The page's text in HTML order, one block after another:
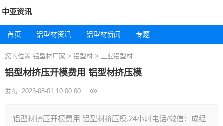
中亚资讯
首页 铝型材资讯 铝型材新闻 专题
您的位置 铝型材厂家 > 铝型材 > 工业铝型材
铝型材挤压开模费用 铝型材挤压模
发布: 2023-08-01 10:00:00
铝型材挤压开模费用 铝型材挤压模,24小时电话/微信：成经